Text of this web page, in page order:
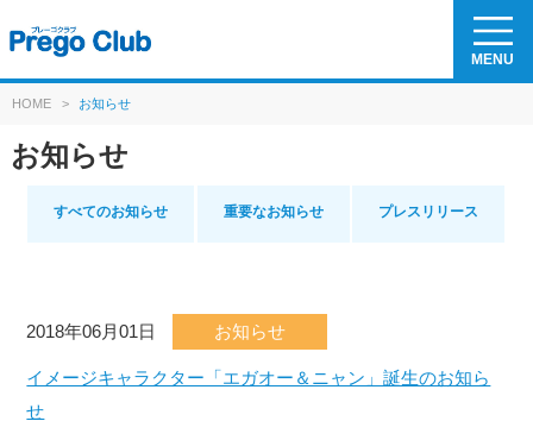
MENU
HOME > お知らせ
お知らせ
すべてのお知らせ 重要なお知らせ プレスリリース
2018年06月01日 お知らせ
イメージキャラクター「エガオー＆ニャン」誕生のお知ら
せ